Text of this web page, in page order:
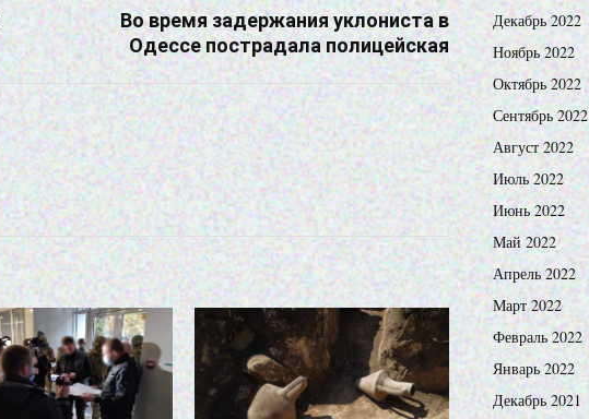
Во время задержания уклониста в
Одессе пострадала полицейская
Декабрь 2022
Ноябрь 2022
Октябрь 2022
Сентябрь 2022
Август 2022
Июль 2022
Июнь 2022
Май 2022
Апрель 2022
Март 2022
Февраль 2022
Январь 2022
Декабрь 2021